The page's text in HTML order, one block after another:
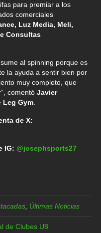
para premiar a los
comerciales
Luz Media, Meli,
Consultas
al spinning porque es
la ayuda a sentir bien por
muy completo, que
comentó Javier
Leg Gym.
de X:
IG: @josephsports27
, Últimas Noticias
de Clubes U8